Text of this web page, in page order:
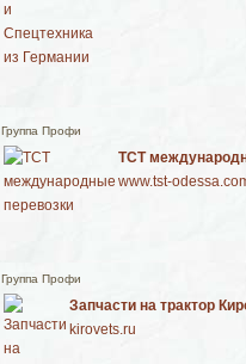
Группа Профи
ТСТ
www.tst-
Группа Профи
Запчасти на трактор
kirovets.ru